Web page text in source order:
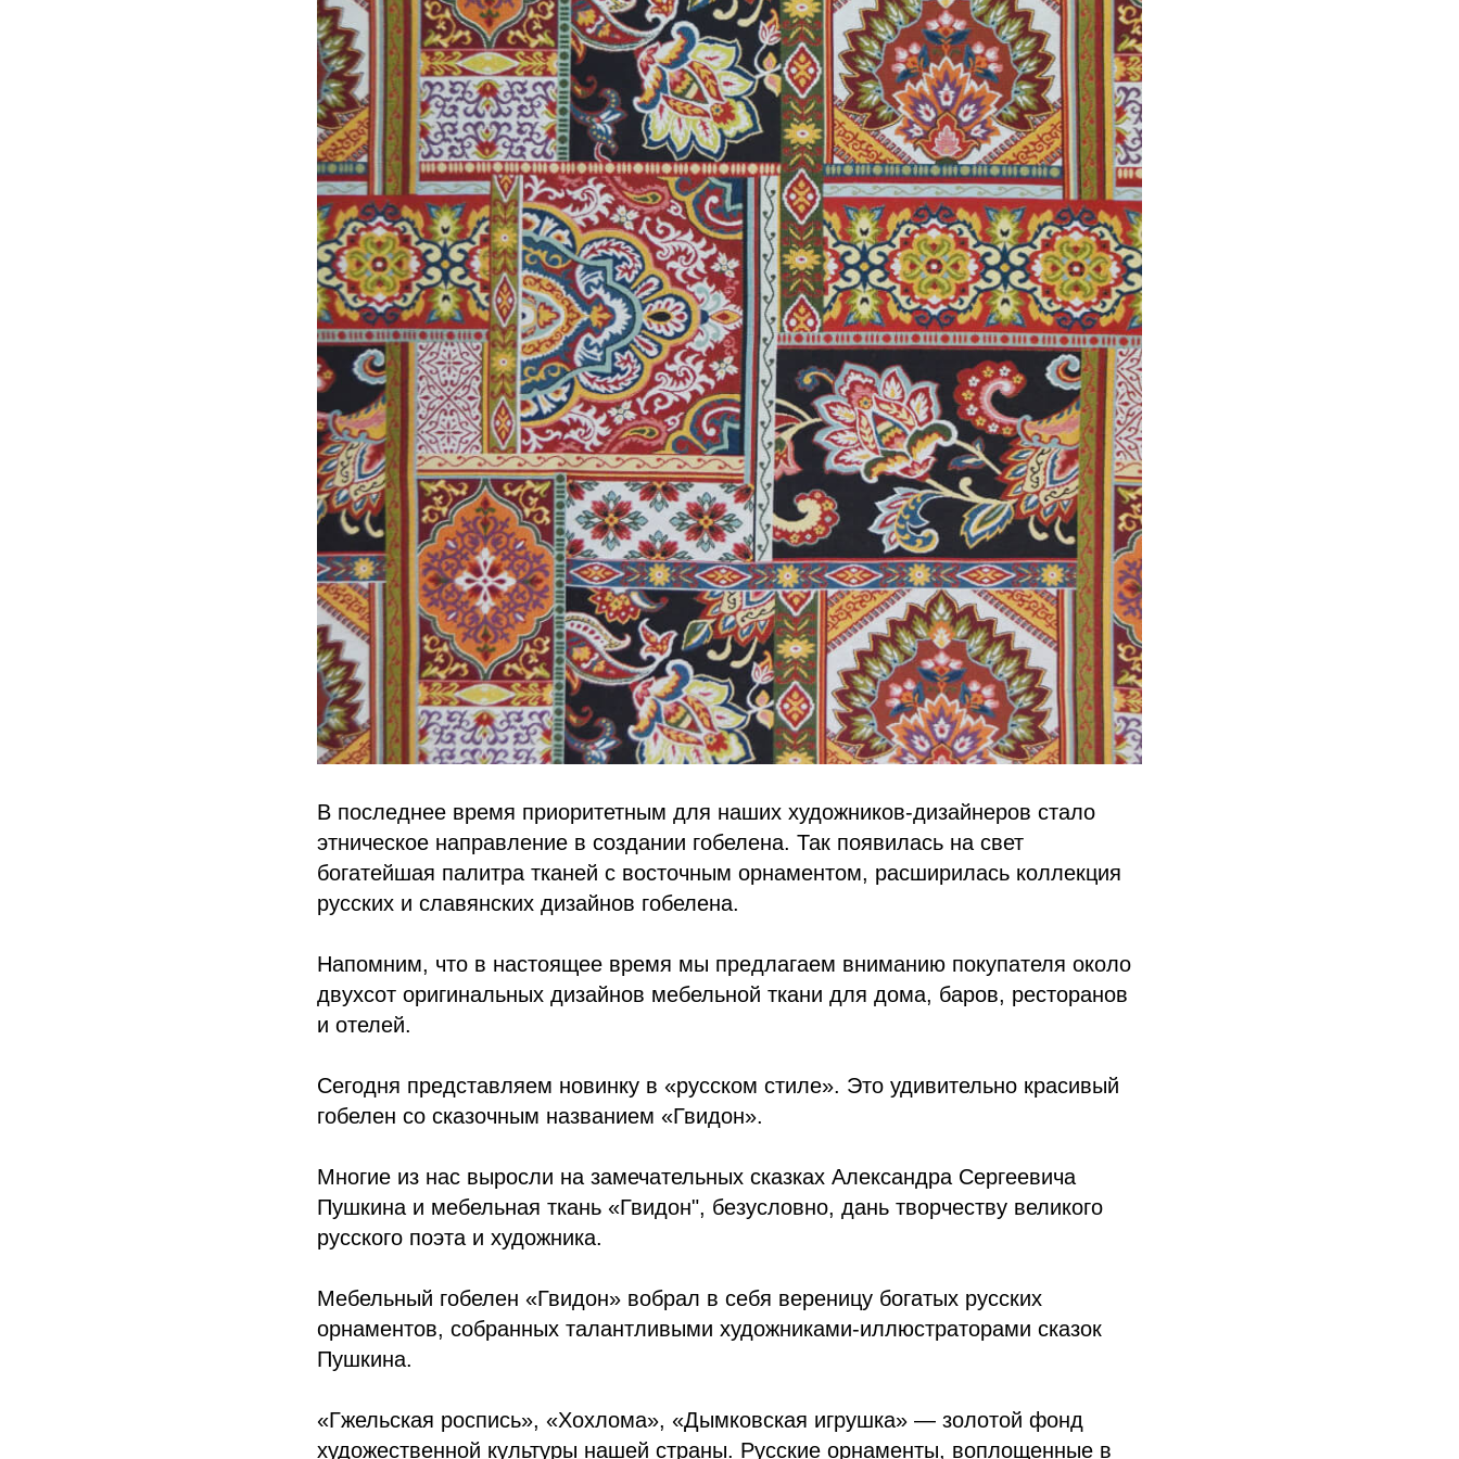
В последнее время приоритетным для наших художников-дизайнеров стало
этническое направление в создании гобелена. Так появилась на свет
богатейшая палитра тканей с восточным орнаментом, расширилась коллекция
русских и славянских дизайнов гобелена.
Напомним, что в настоящее время мы предлагаем вниманию покупателя около
двухсот оригинальных дизайнов мебельной ткани для дома, баров, ресторанов
и отелей.
Сегодня представляем новинку в «русском стиле». Это удивительно красивый
гобелен со сказочным названием «Гвидон».
Многие из нас выросли на замечательных сказках Александра Сергеевича
Пушкина и мебельная ткань «Гвидон", безусловно, дань творчеству великого
русского поэта и художника.
Мебельный гобелен «Гвидон» вобрал в себя вереницу богатых русских
орнаментов, собранных талантливыми художниками-иллюстраторами сказок
Пушкина.
«Гжельская роспись», «Хохлома», «Дымковская игрушка» — золотой фонд
художественной культуры нашей страны. Русские орнаменты, воплощенные в